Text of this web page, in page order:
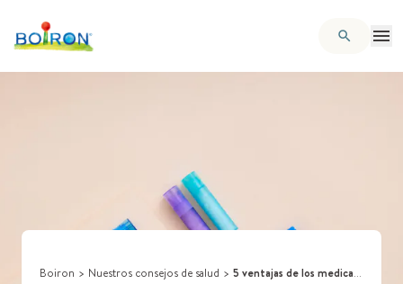
Boiron > Nuestros consejos de salud > 5 ventajas de los medicamentos homeopáticos